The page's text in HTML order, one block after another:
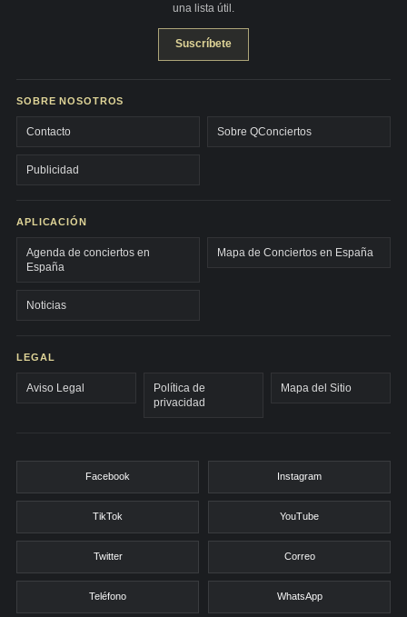
una lista útil.
Suscríbete
SOBRE NOSOTROS
Contacto Sobre QConciertos
Publicidad
APLICACIÓN
Agenda de conciertos en
España
Mapa de Conciertos en España
Noticias
LEGAL
Aviso Legal
Política de
privacidad
Mapa del Sitio
Facebook Instagram
TikTok YouTube
Twitter Correo
Teléfono WhatsApp